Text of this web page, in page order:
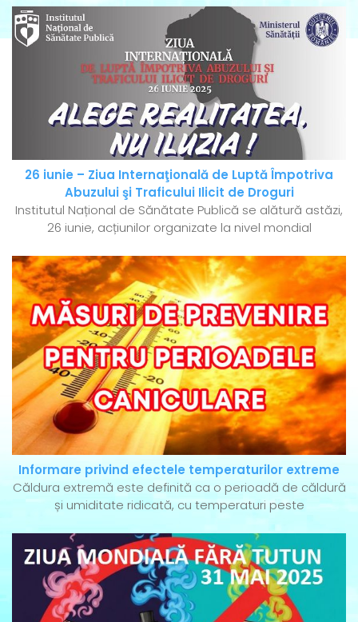
26 iunie – Ziua Internaţională de Luptă Împotriva
Abuzului şi Traficului Ilicit de Droguri
Institutul Național de Sănătate Publică se alătură astăzi,
26 iunie, acțiunilor organizate la nivel mondial
Informare privind efectele temperaturilor extreme
Căldura extremă este definită ca o perioadă de căldură
și umiditate ridicată, cu temperaturi peste